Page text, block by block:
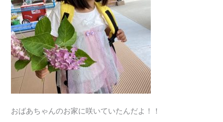
おばあちゃんのお家に咲いていたんだよ！！